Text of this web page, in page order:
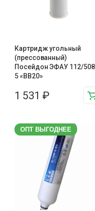
Картридж угольный
(прессованный)
Посейдон ЭФАУ 112/
5 «BB20»
1 531 ₽
ОПТ ВЫГОДНЕЕ